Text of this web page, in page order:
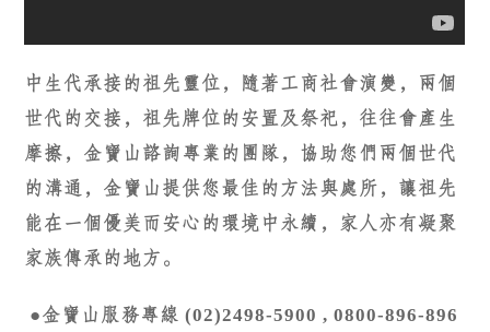
中生代承接的祖先靈位，隨著工商社會演變，兩個
世代的交接，祖先牌位的安置及祭祀，往往會產生
摩擦，金寶山諮詢專業的團隊，協助您們兩個世代
的溝通，金寶山提供您最佳的方法與處所，讓祖先
能在一個優美而安心的環境中永續，家人亦有凝聚
家族傳承的地方。
●金寶山服務專線 (02)2498-5900 , 0800-896-896